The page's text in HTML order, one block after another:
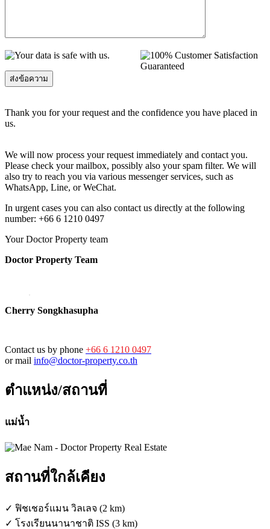
Thank you for your request and the confidence you have placed in
us.
We will now process your request immediately and contact you.
Please check your mailbox, possibly also your spam filter. We will
also try to reach you via various messenger services, such as
WhatsApp, Line, or WeChat.
In urgent cases you can also contact us directly at the following
number: +66 6 1210 0497
Your Doctor Property team
Doctor Property Team
Cherry Songkhasupha
Contact us by phone +66 6 1210 0497
or mail info@doctor-property.co.th
ตำแหน่ง/สถานที่
แม่น้ำ
สถานที่ใกล้เคียง
✓ ฟิชเชอร์แมน วิลเลจ (2 km)
✓ โรงเรียนนานาชาติ ISS (3 km)